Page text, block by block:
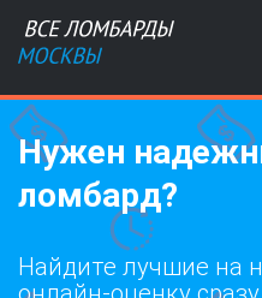
Нужен
ломбард?
Найдите лучшие на